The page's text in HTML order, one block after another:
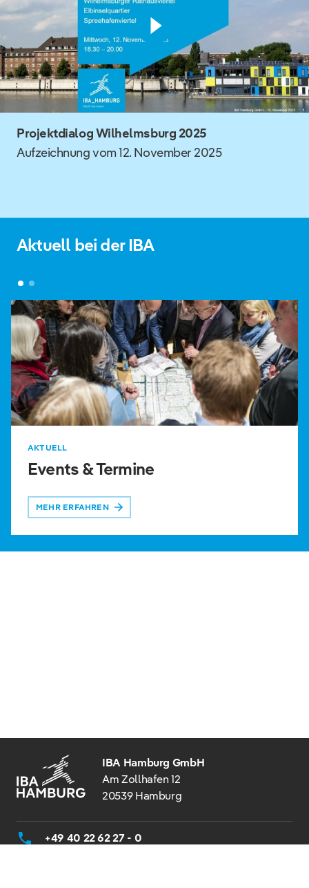
Projektdialog Wilhelmsburg 2025
Aufzeichnung vom 12. November 2025
Aktuell bei der IBA
AKTUELL
Events & Termine
MEHR ERFAHREN
IBA Hamburg GmbH
Am Zollhafen 12
20539 Hamburg
+49 40 22 62 27 - 0